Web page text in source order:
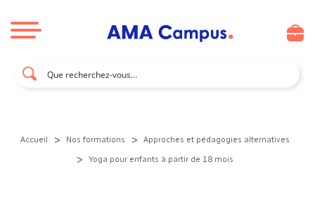
Accueil > Nos formations > Approches et pédagogies alternatives
> Yoga pour enfants à partir de 18 mois